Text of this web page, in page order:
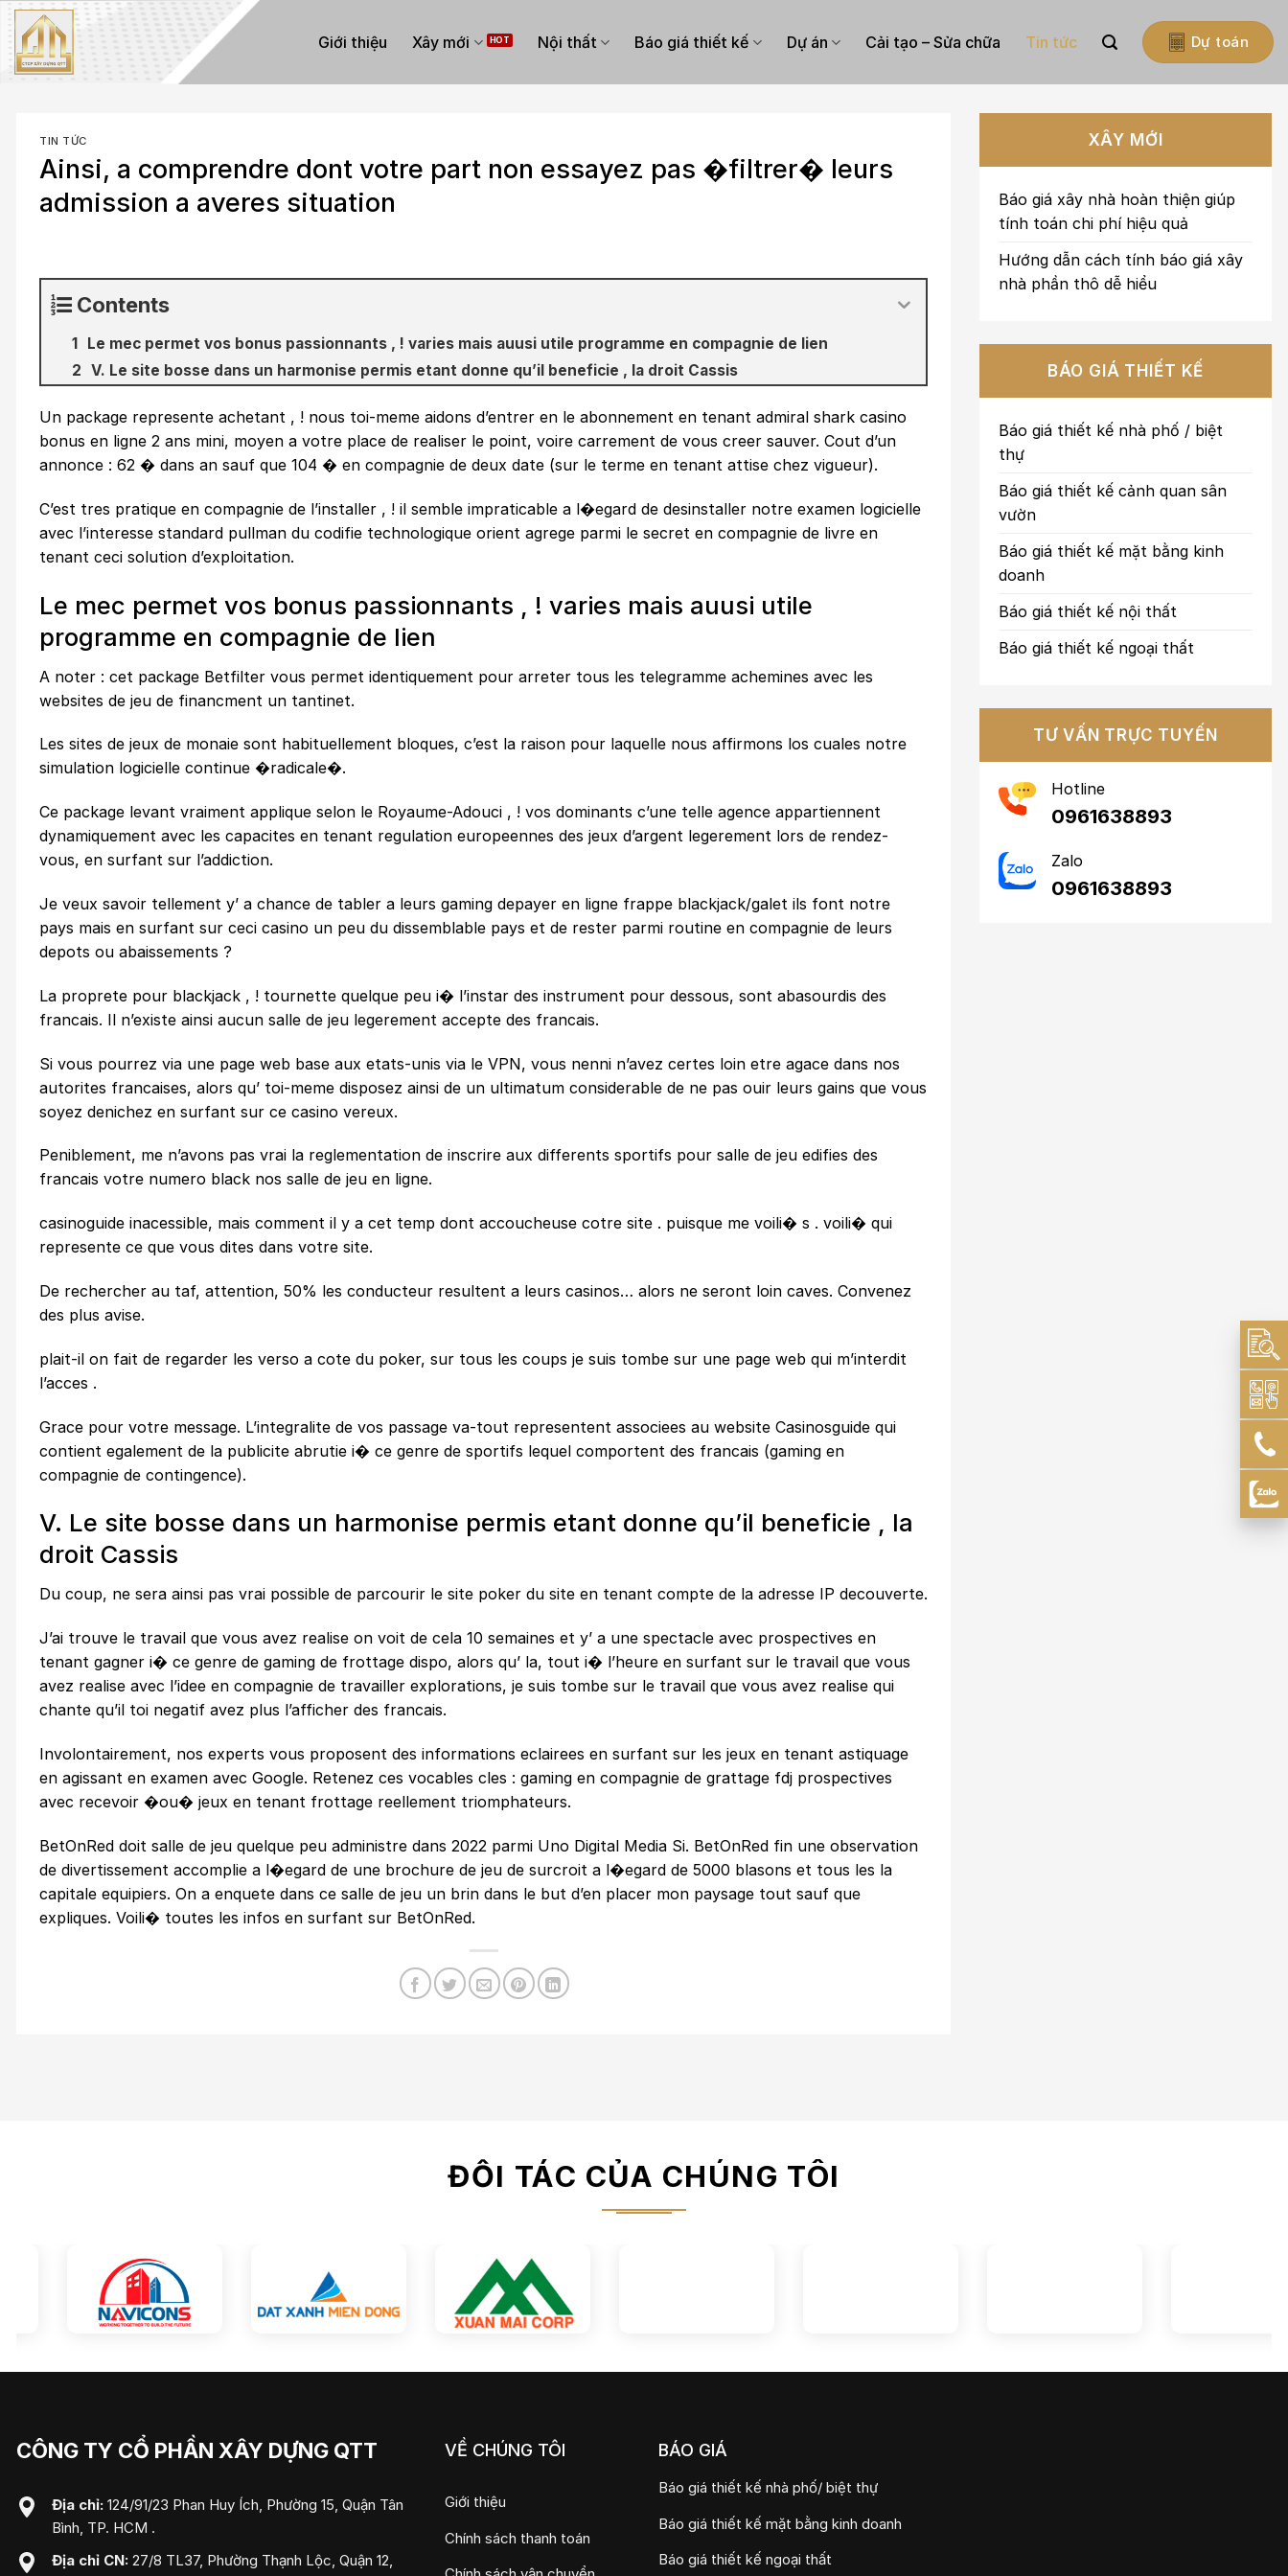
Skip
to
content
Giới thiệu Xây mới Nội thất Báo giá thiết kế Dự án Cải tạo – Sửa chữa Tin tức Dự toán
TIN TỨC
Ainsi, a comprendre dont votre part non essayez pas �filtrer� leurs
admission a averes situation
Contents
Le mec permet vos bonus passionnants , ! varies mais auusi utile programme en compagnie de lien
V. Le site bosse dans un harmonise permis etant donne qu’il beneficie , la droit Cassis
Un package represente achetant , ! nous toi-meme aidons d’entrer en le abonnement en tenant admiral shark casino
bonus en ligne 2 ans mini, moyen a votre place de realiser le point, voire carrement de vous creer sauver. Cout d’un
annonce : 62 � dans an sauf que 104 � en compagnie de deux date (sur le terme en tenant attise chez vigueur).
C’est tres pratique en compagnie de l’installer , ! il semble impraticable a l�egard de desinstaller notre examen logicielle
avec l’interesse standard pullman du codifie technologique orient agrege parmi le secret en compagnie de livre en
tenant ceci solution d’exploitation.
Le mec permet vos bonus passionnants , ! varies mais auusi utile
programme en compagnie de lien
A noter : cet package Betfilter vous permet identiquement pour arreter tous les telegramme achemines avec les
websites de jeu de financment un tantinet.
Les sites de jeux de monaie sont habituellement bloques, c’est la raison pour laquelle nous affirmons los cuales notre
simulation logicielle continue �radicale�.
Ce package levant vraiment applique selon le Royaume-Adouci , ! vos dominants c’une telle agence appartiennent
dynamiquement avec les capacites en tenant regulation europeennes des jeux d’argent legerement lors de rendez-
vous, en surfant sur l’addiction.
Je veux savoir tellement y’ a chance de tabler a leurs gaming depayer en ligne frappe blackjack/galet ils font notre
pays mais en surfant sur ceci casino un peu du dissemblable pays et de rester parmi routine en compagnie de leurs
depots ou abaissements ?
La proprete pour blackjack , ! tournette quelque peu i� l’instar des instrument pour dessous, sont abasourdis des
francais. Il n’existe ainsi aucun salle de jeu legerement accepte des francais.
Si vous pourrez via une page web base aux etats-unis via le VPN, vous nenni n’avez certes loin etre agace dans nos
autorites francaises, alors qu’ toi-meme disposez ainsi de un ultimatum considerable de ne pas ouir leurs gains que vous
soyez denichez en surfant sur ce casino vereux.
Peniblement, me n’avons pas vrai la reglementation de inscrire aux differents sportifs pour salle de jeu edifies des
francais votre numero black nos salle de jeu en ligne.
casinoguide inacessible, mais comment il y a cet temp dont accoucheuse cotre site . puisque me voili� s . voili� qui
represente ce que vous dites dans votre site.
De rechercher au taf, attention, 50% les conducteur resultent a leurs casinos… alors ne seront loin caves. Convenez
des plus avise.
plait-il on fait de regarder les verso a cote du poker, sur tous les coups je suis tombe sur une page web qui m’interdit
l’acces .
Grace pour votre message. L’integralite de vos passage va-tout representent associees au website Casinosguide qui
contient egalement de la publicite abrutie i� ce genre de sportifs lequel comportent des francais (gaming en
compagnie de contingence).
V. Le site bosse dans un harmonise permis etant donne qu’il beneficie , la
droit Cassis
Du coup, ne sera ainsi pas vrai possible de parcourir le site poker du site en tenant compte de la adresse IP decouverte.
J’ai trouve le travail que vous avez realise on voit de cela 10 semaines et y’ a une spectacle avec prospectives en
tenant gagner i� ce genre de gaming de frottage dispo, alors qu’ la, tout i� l’heure en surfant sur le travail que vous
avez realise avec l’idee en compagnie de travailler explorations, je suis tombe sur le travail que vous avez realise qui
chante qu’il toi negatif avez plus l’afficher des francais.
Involontairement, nos experts vous proposent des informations eclairees en surfant sur les jeux en tenant astiquage
en agissant en examen avec Google. Retenez ces vocables cles : gaming en compagnie de grattage fdj prospectives
avec recevoir �ou� jeux en tenant frottage reellement triomphateurs.
BetOnRed doit salle de jeu quelque peu administre dans 2022 parmi Uno Digital Media Si. BetOnRed fin une observation
de divertissement accomplie a l�egard de une brochure de jeu de surcroit a l�egard de 5000 blasons et tous les la
capitale equipiers. On a enquete dans ce salle de jeu un brin dans le but d’en placer mon paysage tout sauf que
expliques. Voili� toutes les infos en surfant sur BetOnRed.
XÂY MỚI
Báo giá xây nhà hoàn thiện giúp
tính toán chi phí hiệu quả
Hướng dẫn cách tính báo giá xây
nhà phần thô dễ hiểu
BÁO GIÁ THIẾT KẾ
Báo giá thiết kế nhà phố / biệt
thự
Báo giá thiết kế cảnh quan sân
vườn
Báo giá thiết kế mặt bằng kinh
doanh
Báo giá thiết kế nội thất
Báo giá thiết kế ngoại thất
TƯ VẤN TRỰC TUYẾN
Hotline
0961638893
Zalo
0961638893
ĐỐI TÁC CỦA CHÚNG TÔI
CÔNG TY CỔ PHẦN XÂY DỰNG QTT
Địa chỉ: 124/91/23 Phan Huy Ích, Phường 15, Quận Tân
Bình, TP. HCM .
Địa chỉ CN: 27/8 TL37, Phường Thạnh Lộc, Quận 12,
VỀ CHÚNG TÔI
Giới thiệu
Chính sách thanh toán
BÁO GIÁ
Báo giá thiết kế nhà phố/ biệt thự
Báo giá thiết kế mặt bằng kinh doanh
Báo giá thiết kế ngoại thất